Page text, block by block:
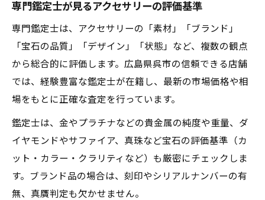
専門鑑定士が見るアクセサリーの評価基準
専門鑑定士は、アクセサリーの「素材」「ブランド」
「宝石の品質」「デザイン」「状態」など、複数の観点
から総合的に評価します。広島県呉市の信頼できる店舗
では、経験豊富な鑑定士が在籍し、最新の市場価格や相
場をもとに正確な査定を行っています。
鑑定士は、金やプラチナなどの貴金属の純度や重量、ダ
イヤモンドやサファイア、真珠など宝石の評価基準（カ
ット・カラー・クラリティなど）も厳密にチェックしま
す。ブランド品の場合は、刻印やシリアルナンバーの有
無、真贋判定も欠かせません。